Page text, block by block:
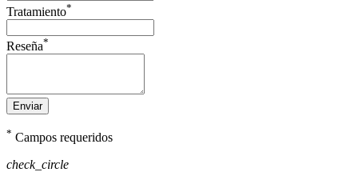
Tratamiento*
Reseña*
Enviar
* Campos requeridos
check_circle